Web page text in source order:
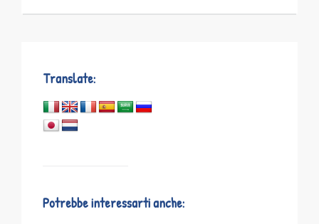
Translate:
Potrebbe interessarti anche: